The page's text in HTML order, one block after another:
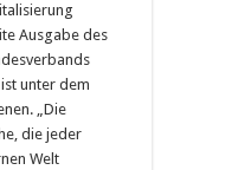
Ausgabe des
unter dem
„Die
die jeder
Welt